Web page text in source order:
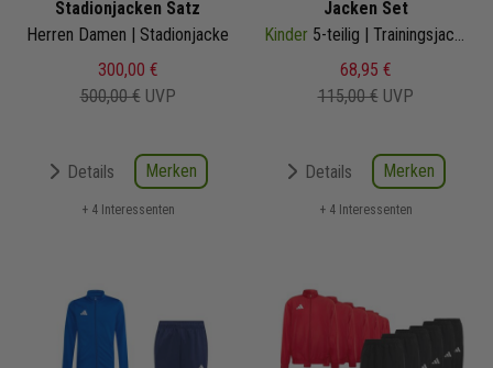
Stadionjacken Satz
Herren Damen | Stadionjacke
300,00 €
500,00 € UVP
Details Merken
+ 4 Interessenten
Jacken Set
Kinder 5-teilig | Trainingsjacke Trainingshose Trikot Shorts Sockenstutzen | Fußball Komplettset
68,95 €
115,00 € UVP
Details Merken
+ 4 Interessenten